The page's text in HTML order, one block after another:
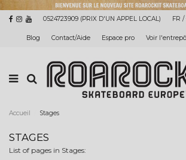
0524723909 (PRIX D'UN APPEL LOCAL)
FR
Blog
Contact/Aide Espace pro Voir
Accueil Stages
STAGES
List of pages in Stages: